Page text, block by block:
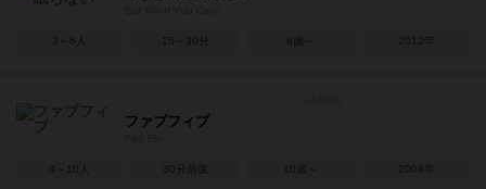
3～6人 15～30分 6歳～ 2012年
ファブフィブ
3～10人 30分前後 10歳～ 2004年